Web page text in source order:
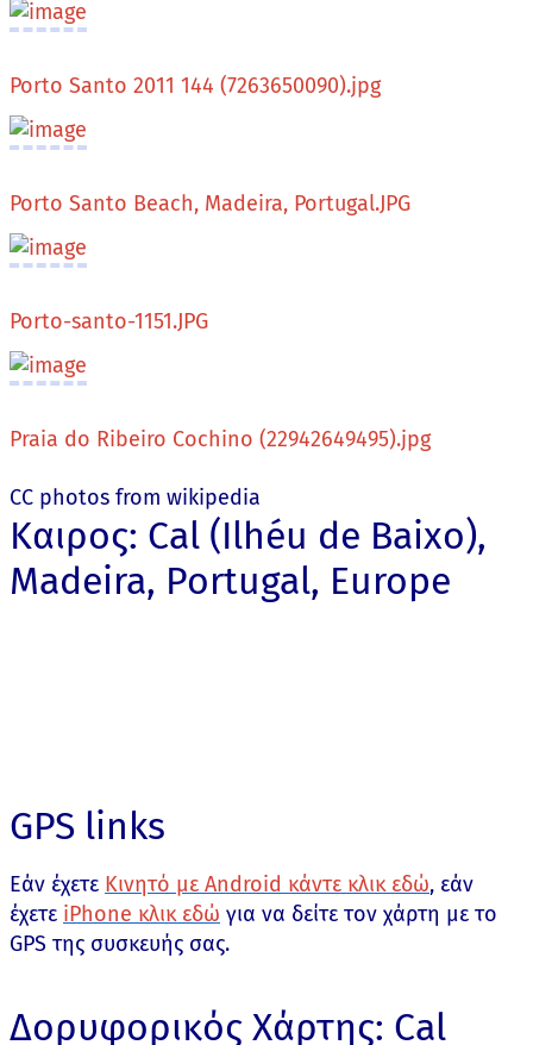
Porto Santo 2011 144 (7263650090).jpg
Porto Santo Beach, Madeira, Portugal.JPG
Porto-santo-1151.JPG
Praia do Ribeiro Cochino (22942649495).jpg
CC photos from wikipedia
Καιρος: Cal (Ilhéu de Baixo),
Madeira, Portugal, Europe
GPS links
Εάν έχετε Κινητό με Android κάντε κλικ εδώ, εάν
έχετε iPhone κλικ εδώ για να δείτε τον χάρτη με το
GPS της συσκευής σας.
Δορυφορικός Χάρτης: Cal